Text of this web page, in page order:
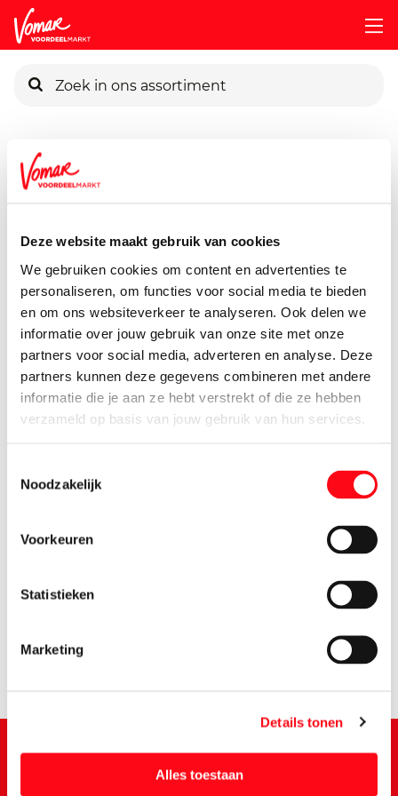
Deze website maakt gebruik van cookies
We gebruiken cookies om content en advertenties te
personaliseren, om functies voor social media te bieden
en om ons websiteverkeer te analyseren. Ook delen we
informatie over jouw gebruik van onze site met onze
partners voor social media, adverteren en analyse. Deze
partners kunnen deze gegevens combineren met andere
informatie die je aan ze hebt verstrekt of die ze hebben
verzameld op basis van jouw gebruik van hun services.
Noodzakelijk
Voorkeuren
Statistieken
Marketing
Details tonen
Alles toestaan
Pincode vergeten
Persoonlijk KIK-account
Assortiment
250 gram
2.45